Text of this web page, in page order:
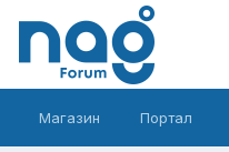
Магазин Портал